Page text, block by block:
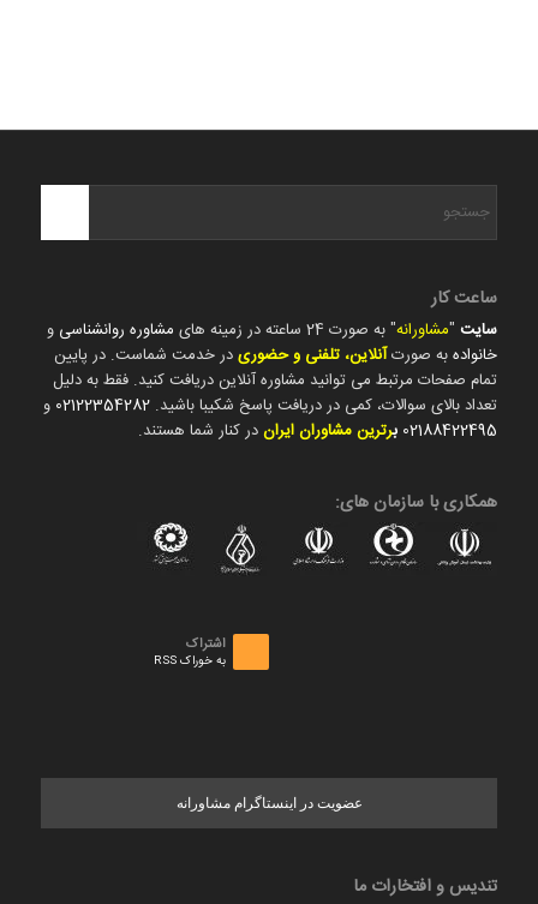
ساعت کار
سایت"مشاورانه" به صورت 24 ساعته در زمینه های مشاوره روانشناسی و
خانوادهبه صورتآنلاین، تلفنی و حضوریدر خدمت شماست. در پایین
تمام صفحات مرتبط می توانید مشاوره آنلاین دریافت کنید. فقط به دلیل
تعداد بالای سوالات، کمی در دریافت پاسخ شکیبا باشید. 02122354282 و
02188422495 برترین مشاوران ایراندر کنار شما هستند.
همکاری با سازمان های:
اشتراک
به خوراک RSS
عضویت در اینستاگرام مشاورانه
تندیس و افتخارات ما